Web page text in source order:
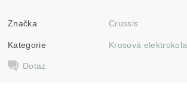
Značka Crussis
Kategorie Krosová elektrokola
Dotaz